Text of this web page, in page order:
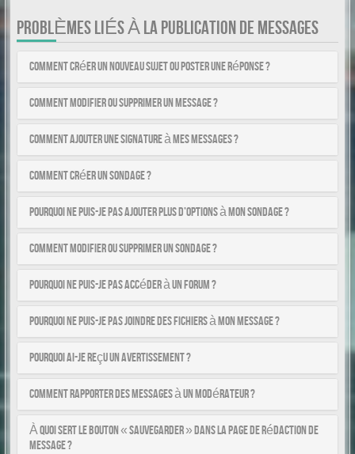
PROBLÈMES LIÉS À LA PUBLICATION DE MESSAGES
Comment créer un nouveau sujet ou poster une réponse ?
Comment modifier ou supprimer un message ?
Comment ajouter une signature à mes messages ?
Comment créer un sondage ?
Pourquoi ne puis-je pas ajouter plus d’options à mon sondage ?
Comment modifier ou supprimer un sondage ?
Pourquoi ne puis-je pas accéder à un forum ?
Pourquoi ne puis-je pas joindre des fichiers à mon message ?
Pourquoi ai-je reçu un avertissement ?
Comment rapporter des messages à un modérateur ?
À quoi sert le bouton « Sauvegarder » dans la page de rédaction de
message ?